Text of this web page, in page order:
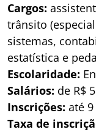
Cargos:
trânsito
sistemas,
estatística e
Escolaridade:
Salários: de R$
Inscrições: até
Taxa de